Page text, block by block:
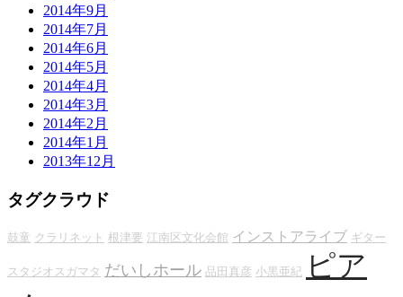
2014年9月
2014年7月
2014年6月
2014年5月
2014年4月
2014年3月
2014年2月
2014年1月
2013年12月
タグクラウド
鼓童 クラリネット 根津要 江南区文化会館 インストアライブ ギター
スタジオスガマタ だいしホール 品田真彦 小黒亜紀
ピア